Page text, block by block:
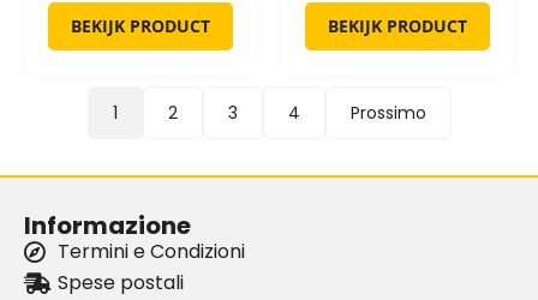
BEKIJK PRODUCT BEKIJK PRODUCT
1 2 3 4 Prossimo
Informazione
Termini e Condizioni
Spese postali